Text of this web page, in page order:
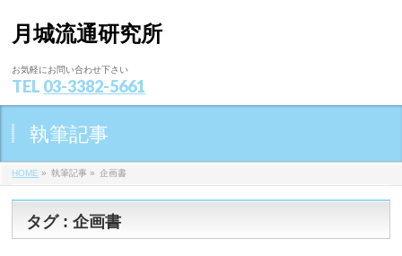
月城流通研究所
お気軽にお問い合わせ下さい
TEL 03-3382-5661
執筆記事
HOME » 執筆記事 » 企画書
タグ : 企画書